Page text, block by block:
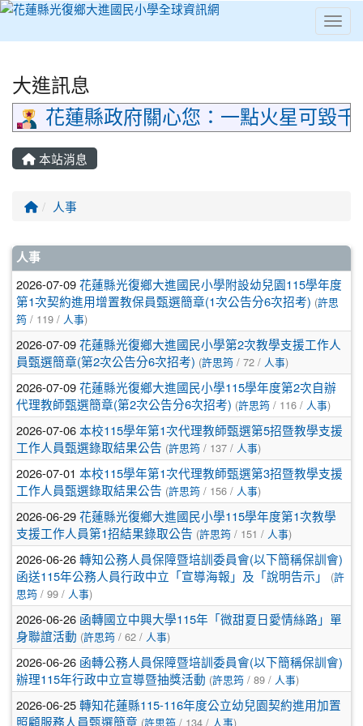
⏸
大進訊息
花蓮縣政府關心您：一點火星可毀
本站消息
回首頁
人事
文章列表
人事
2026-07-09花蓮縣光復鄉大進國民小學附設幼兒園115學年度
第1次契約進用增置教保員甄選簡章(1次公告分6次招考) (許思
筠 / 119 / 人事)
2026-07-09花蓮縣光復鄉大進國民小學第2次教學支援工作人
員甄選簡章(第2次公告分6次招考) (許思筠 / 72 / 人事)
2026-07-09花蓮縣光復鄉大進國民小學115學年度第2次自辦
代理教師甄選簡章(第2次公告分6次招考) (許思筠 / 116 / 人事)
2026-07-06本校115學年第1次代理教師甄選第5招暨教學支援
工作人員甄選錄取結果公告 (許思筠 / 137 / 人事)
2026-07-01 本校115學年第1次代理教師甄選第3招暨教學支援
工作人員甄選錄取結果公告 (許思筠 / 156 / 人事)
2026-06-29花蓮縣光復鄉大進國民小學115學年度第1次教學
支援工作人員第1招結果錄取公告 (許思筠 / 151 / 人事)
2026-06-26轉知公務人員保障暨培訓委員會(以下簡稱保訓會)
函送115年公務人員行政中立「宣導海報」及「說明告示」
(許
思筠 / 99 / 人事)
2026-06-26 函轉國立中興大學115年「微甜夏日愛情絲路」單
身聯誼活動 (許思筠 / 62 / 人事)
2026-06-26 函轉公務人員保障暨培訓委員會(以下簡稱保訓會)
辦理115年行政中立宣導暨抽獎活動 (許思筠 / 89 / 人事)
2026-06-25轉知花蓮縣115-116年度公立幼兒園契約進用加置
照顧服務人員甄選簡章 (許思筠 / 134 / 人事)